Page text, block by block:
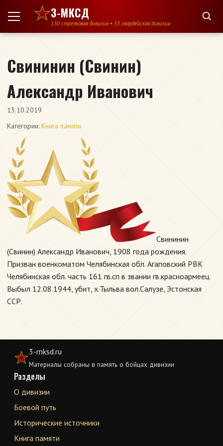
Перейти к содержимому
3-МКСД
130 стрелковая дивизия • 53 гвардейская дивизия
Свининин (Свинин)
Александр Иванович
13.10.2019
Категории: Книга памяти
Свининин
(Свинин) Александр Иванович, 1908 года рождения.
Призван военкоматом Челябинская обл. Агаповский РВК
Челябинская обл. часть 161 гв.сп в звании гв.красноармеец.
Выбыл 12.08.1944, убит, х.Тыльва вол.Салузе, Эстонская
ССР.
3-mksd.ru
Материалы собраны в память о бойцах дивизии
Разделы
О дивизии
Боевой путь
Исторические источники
Книга памяти